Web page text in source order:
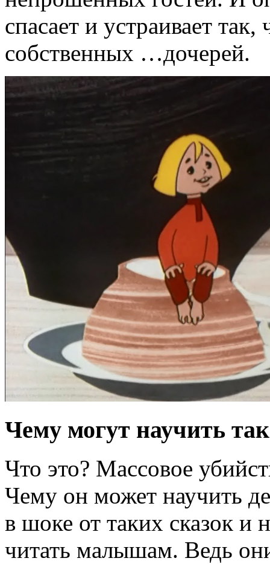
спасает и устраивает
собственных …дочерей.
Чему могут научить
Что это? Массовое
Чему он может научить
в шоке от таких сказок и
читать малышам. Ведь